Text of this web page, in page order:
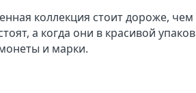
коллекция стоит дороже,
а когда они в красивой
и марки.